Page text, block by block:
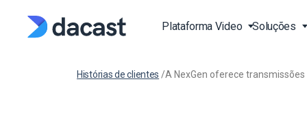
Plataforma Video Soluções
Histórias de clientes /A NexGen oferece